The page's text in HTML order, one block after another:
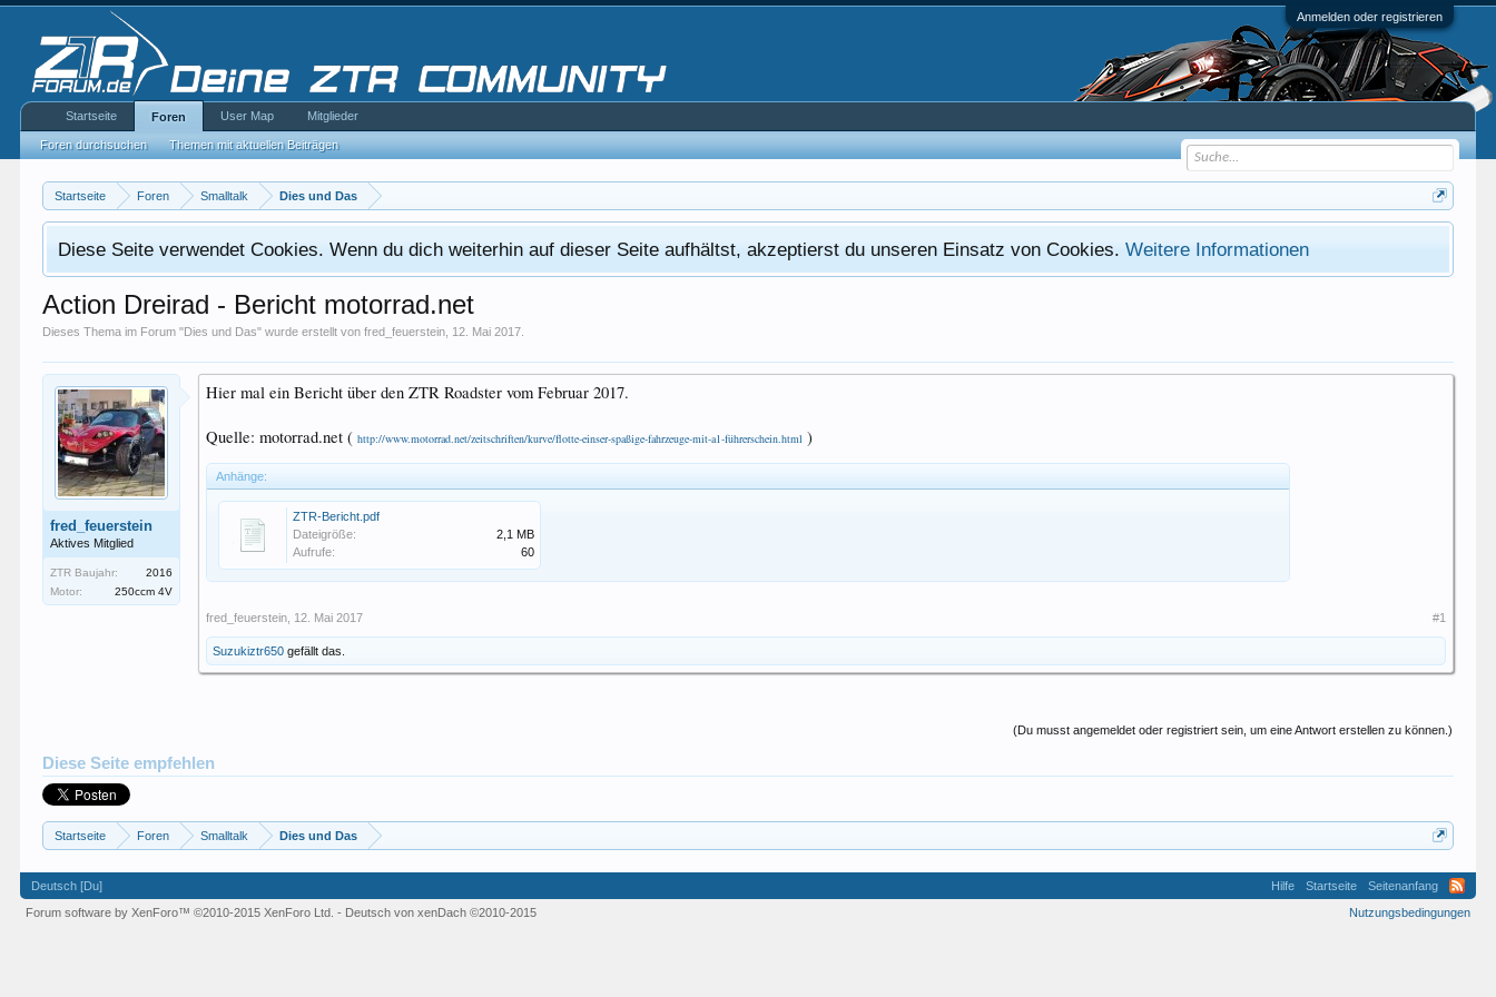
Anmelden oder registrieren
Startseite Foren Smalltalk Dies und Das
Diese Seite verwendet Cookies. Wenn du dich weiterhin auf dieser Seite aufhältst, akzeptierst du unseren Einsatz von Cookies.Weitere Informationen
Action Dreirad - Bericht motorrad.net
Dieses Thema im Forum "Dies und Das" wurde erstellt vonfred_feuerstein 12. Mai 2017
fred_feuerstein
Aktives Mitglied
ZTR Baujahr:
2016
Motor:
250ccm 4V
Hier mal ein Bericht über den ZTR Roadster vom Februar 2017.
Quelle: motorrad.net (http://www.motorrad.net/zeitschriften/kurve/flotte-einser-spaßige-fahrzeuge-mit-a1-führerschein.html )
Anhänge:
ZTR-Bericht.pdf
Dateigröße:
2,1 MB
Aufrufe:
60
fred_feuerstein 12. Mai 2017 #1
Suzukiztr650 gefällt das.
(Du musst angemeldet oder registriert sein, um eine Antwort erstellen zu können.)
Diese Seite empfehlen
Startseite Foren Smalltalk Dies und Das
Startseite Foren
Foren durchsuchen Themen mit aktuellen Beiträgen
User Map Mitglieder
Deutsch [Du] Hilfe Startseite
Seitenanfang
Nutzungsbedingungen
Forum software by XenForo™©2010-2015 XenForo Ltd. - Deutsch von xenDach©2010-2015